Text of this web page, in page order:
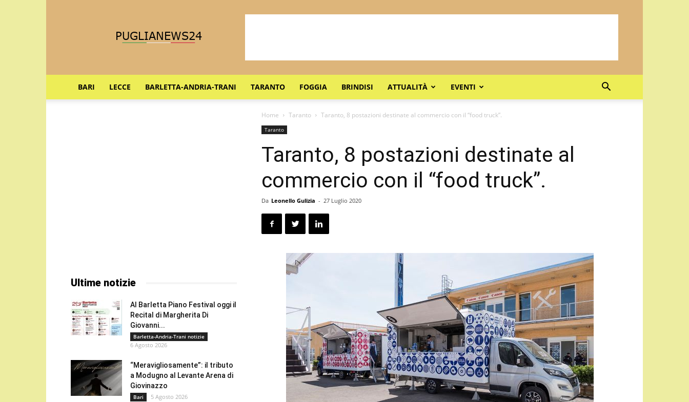
BARI LECCE BARLETTA-ANDRIA-TRANI TARANTO FOGGIA BRINDISI ATTUALITÀ EVENTI
Home Taranto Taranto, 8 postazioni destinate al commercio con il “food truck”.
Taranto
Taranto, 8 postazioni destinate al
commercio con il “food truck”.
Da Leonello Gulizia - 27 Luglio 2020
Ultime notizie
Al Barletta Piano Festival oggi il
Recital di Margherita Di
Giovanni...
Barletta-Andria-Trani notizie
6 Agosto 2026
“Meravigliosamente”: il tributo
a Modugno al Levante Arena di
Giovinazzo
Bari 5 Agosto 2026